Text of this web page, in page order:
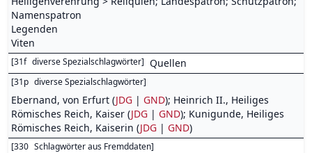
Namenspatron
Legenden
Viten
[31f diverse Spezialschlagwörter] Quellen
[31p diverse Spezialschlagwörter]
Ebernand, von Erfurt (JDG | GND); Heinrich II., Heiliges
Römisches Reich, Kaiser (JDG | GND); Kunigunde, Heiliges
Römisches Reich, Kaiserin (JDG | GND)
[330 Schlagwörter aus Fremddaten]